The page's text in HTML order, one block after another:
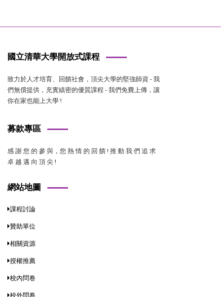
國立清華大學開放式課程
致力於人才培育、回饋社會，頂尖大學的堅強師資 - 我
們無償提供，充實縝密的優質課程 - 我們免費上傳，讓
你在家也能上大學 !
募款專區
感 謝 您 的 參 與，您 熱 情 的 回 饋 ! 推 動 我 們 追 求
卓 越 邁 向 頂 尖 !
網站地圖
課程討論
贊助單位
相關資源
授權推薦
校內問卷
校外問卷